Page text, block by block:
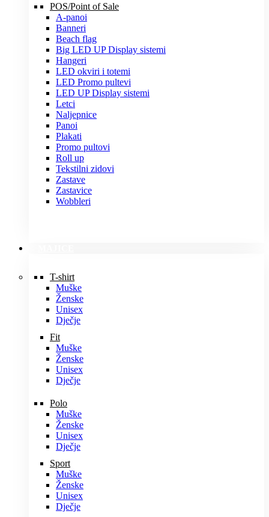
POS/Point of Sale
A-panoi
Banneri
Beach flag
Big LED UP Display sistemi
Hangeri
LED okviri i totemi
LED Promo pultevi
LED UP Display sistemi
Letci
Naljepnice
Panoi
Plakati
Promo pultovi
Roll up
Tekstilni zidovi
Zastave
Zastavice
Wobbleri
T-shirt
Muške
Ženske
Unisex
Dječje
Fit
Muške
Ženske
Unisex
Dječje
Polo
Muške
Ženske
Unisex
Dječje
Sport
Muške
Ženske
Unisex
Dječje